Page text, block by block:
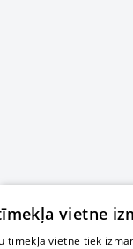
vietne
tīmekļa vietnē tiek